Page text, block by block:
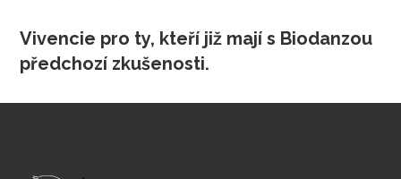
Vivencie pro ty, kteří již mají s Biodanzou
předchozí zkušenosti.